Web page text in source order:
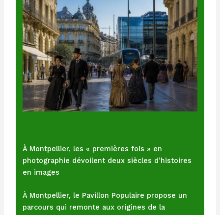
À Montpellier, les « premières fois » en
photographie dévoilent deux siècles d’histoires
en images
À Montpellier, le Pavillon Populaire propose un
parcours qui remonte aux origines de la